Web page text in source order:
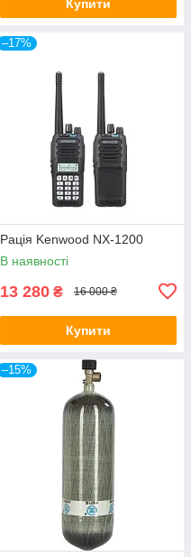
Купити
–17%
Рація Kenwood NX-1200
В наявності
13 280 ₴ 16 000 ₴
Купити
–15%